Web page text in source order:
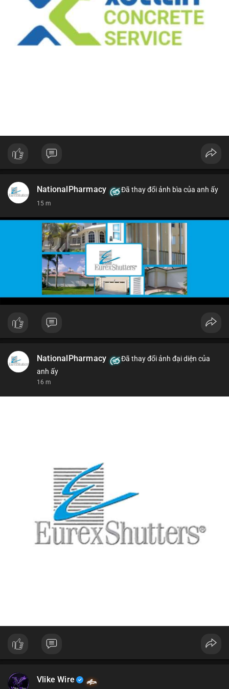
NationalPharmacy Đã thay đổi ảnh bìa của anh ấy
15 m
NationalPharmacy
Đã thay đổi ảnh đại diện của
anh ấy
16 m
Vlike Wire